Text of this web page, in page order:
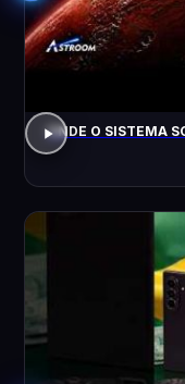
ONDE O SISTEMA